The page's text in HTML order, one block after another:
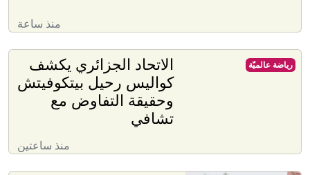
منذ ساعة
الاتحاد الجزائري يكشف
كواليس رحيل بيتكوفيتش
وحقيقة التفاوض مع
تشافي
منذ ساعتين
رياضة عالميّة